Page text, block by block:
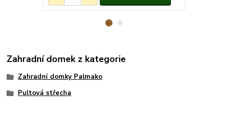
Zahradní domek z kategorie
Zahradní domky Palmako
Pultová střecha